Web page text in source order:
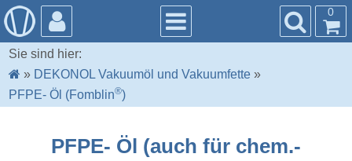
0
Sie sind hier:
» DEKONOL Vakuumöl und Vakuumfette »
PFPE- Öl (Fomblin®)
PFPE- Öl (auch für chem.-